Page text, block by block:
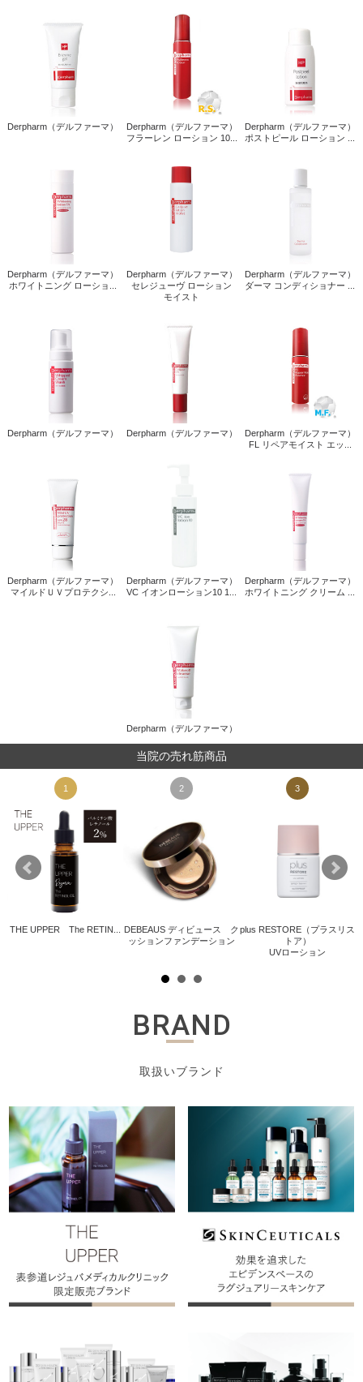
Derpharm（デルファーマ）
Derpharm（デルファーマ）
フラーレン ローション 10...
Derpharm（デルファーマ）
ポストピール ローション ...
Derpharm（デルファーマ）
ホワイトニング ローショ...
Derpharm（デルファーマ）
セレジューヴ ローション
モイスト
Derpharm（デルファーマ）
ダーマ コンディショナー ...
Derpharm（デルファーマ） Derpharm（デルファーマ）
Derpharm（デルファーマ）
FL リペアモイスト エッ...
Derpharm（デルファーマ）
マイルドＵＶプロテクシ...
Derpharm（デルファーマ）
VC イオンローション10 1...
Derpharm（デルファーマ）
ホワイトニング クリーム ...
Derpharm（デルファーマ）
当院の売れ筋商品
1
THE UPPER The RETIN...
2
DEBEAUS ディビュース ク
ッションファンデーション
3
plus RESTORE（プラスリス
トア）
UVローション
BRAND
取扱いブランド